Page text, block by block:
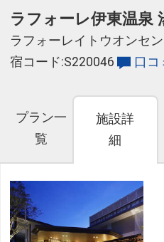
ラフォーレ伊東温泉
ラフォーレイトウオンセ
宿コード:S220046
口コ
プラン一
覧
施設詳
細